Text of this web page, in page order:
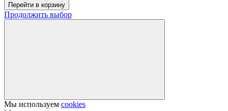
Перейти в корзину
Продолжить выбор
Мы используем cookies